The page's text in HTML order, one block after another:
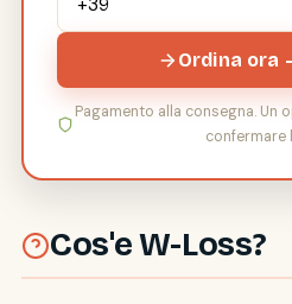
Ordina ora
Pagamento alla consegna.
confermare
Cos'e W-Loss?